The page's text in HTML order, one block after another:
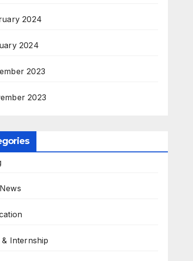
2024
2024
2023
2023
Internship